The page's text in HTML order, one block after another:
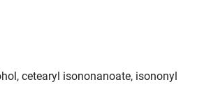
cetearyl isononanoate, isononyl